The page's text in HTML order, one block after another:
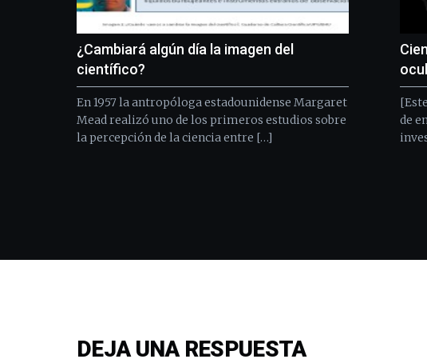
¿Cambiará algún día la imagen del
científico?
En 1957 la antropóloga estadounidense Margaret
Mead realizó uno de los primeros estudios sobre
la percepción de la ciencia entre […]
de
DEJA UNA RESPUESTA